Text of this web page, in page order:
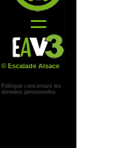
© Escalade Alsace
Politique concernant les
données personnelles